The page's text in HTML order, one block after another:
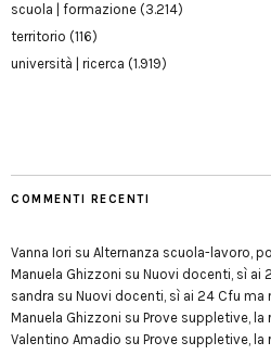
scuola | formazione (3.214)
territorio (116)
università | ricerca (1.919)
COMMENTI RECENTI
Vanna Iori su Alternanza scuola-lavoro,
Manuela Ghizzoni su Nuovi docenti, sì ai
sandra su Nuovi docenti, sì ai 24 Cfu ma
Manuela Ghizzoni su Prove suppletive,
Valentino Amadio su Prove suppletive,